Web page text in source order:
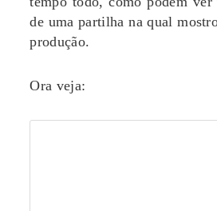
de uma partilha na qual
produção.
Ora veja: